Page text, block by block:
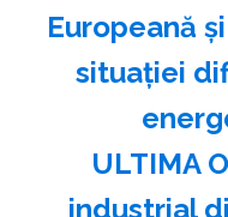
Europeană
situației
ULTIMA
industrial